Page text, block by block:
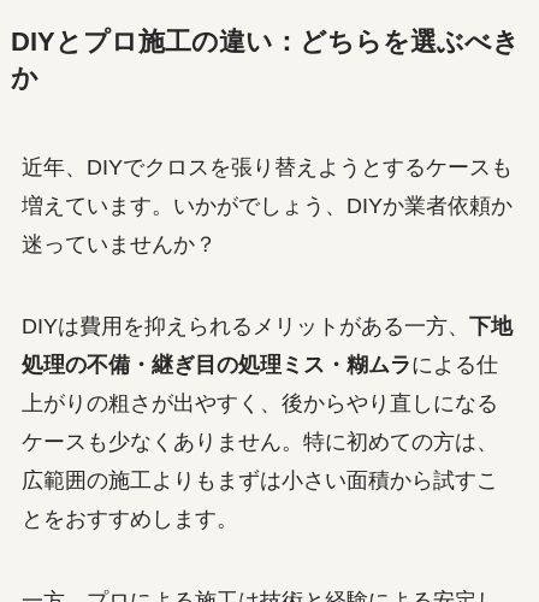
DIYとプロ施工の違い：どちらを選ぶべき
か
近年、DIYでクロスを張り替えようとするケースも
増えています。いかがでしょう、DIYか業者依頼か
迷っていませんか？
DIYは費用を抑えられるメリットがある一方、 下地
処理の不備・継ぎ目の処理ミス・糊ムラによる仕
上がりの粗さが出やすく、後からやり直しになる
ケースも少なくありません。特に初めての方は、
広範囲の施工よりもまずは小さい面積から試すこ
とをおすすめします。